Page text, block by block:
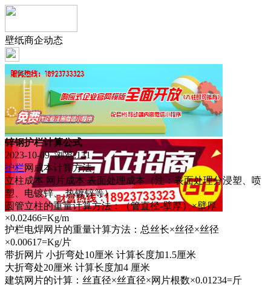
壁纸商企动态
锌钢护栏计算公式
2023-10-09 浏览:131
护栏网成本计算方法
立柱成本 网片成本 表面处理成本（注：表面处理分浸塑、喷
塑、电镀锌、 热镀锌等）
圆管立柱的重量计算方法：（管直径-壁厚）×壁厚
×0.02466=Kg/m
护栏电焊网片的重量计算方法：总丝长×丝径×丝径
×0.00617=Kg/片
带折网片 小折弯处10厘米 计算长度加1.5厘米
大折弯处20厘米 计算长度加4 厘米
建筑网片的计算：丝直径×丝直径×网片根数×0.01234=斤